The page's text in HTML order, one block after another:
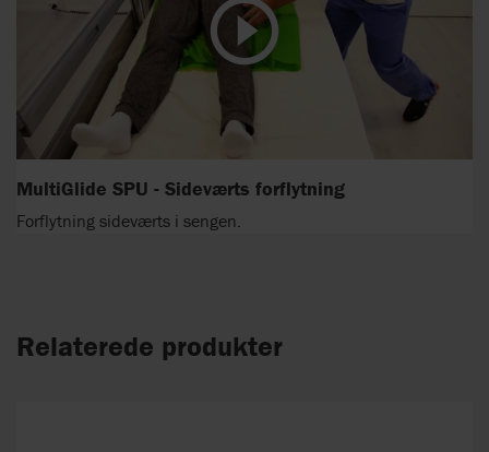
MultiGlide SPU - Sideværts forflytning
Forflytning sideværts i sengen.
Relaterede produkter